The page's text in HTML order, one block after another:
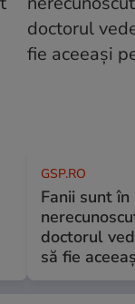
GSP.RO
Fanii sunt în
doctorul
să fie